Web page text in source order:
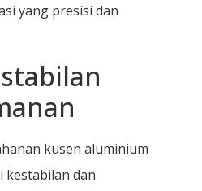
yang presisi dan
kusen aluminium
kestabilan dan